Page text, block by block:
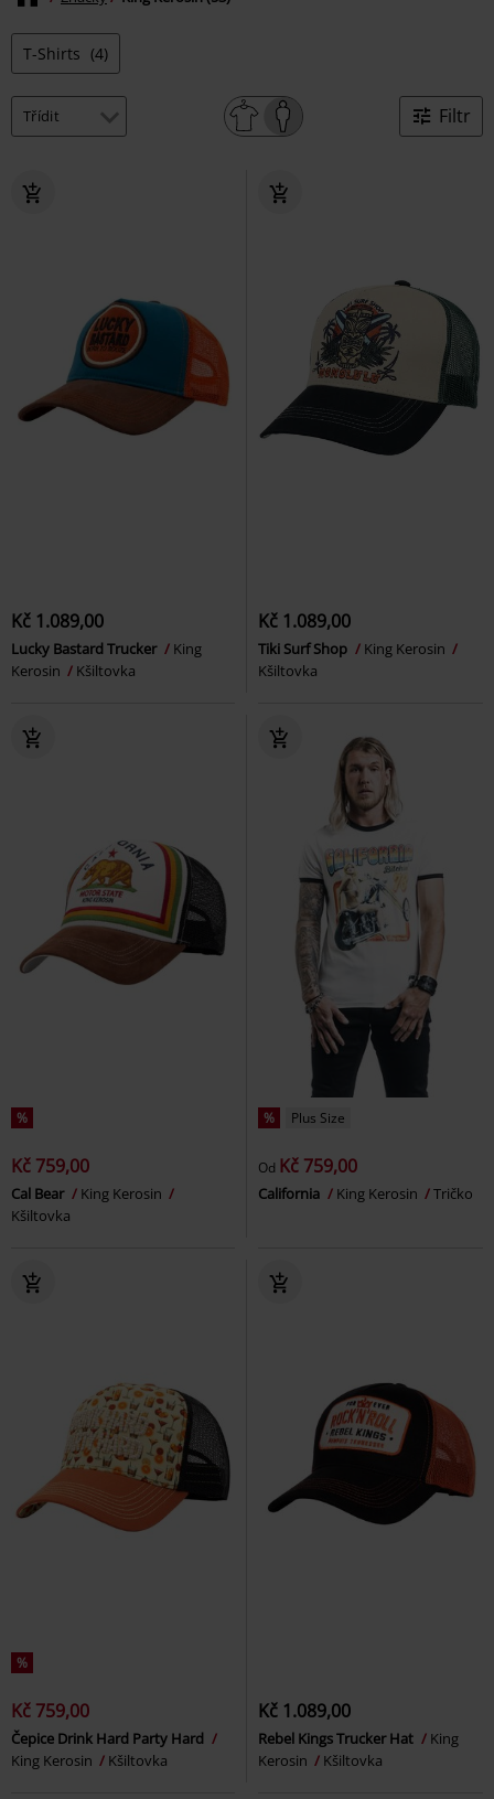
T-Shirts (4)
Filtr
Kč 1.089,00
Lucky Bastard Trucker
King
Kerosin
Kšiltovka
Kč 1.089,00
Tiki Surf Shop
King Kerosin
Kšiltovka
%
Kč 759,00
Cal Bear
King Kerosin
Kšiltovka
% Plus Size
Od Kč 759,00
California King Kerosin Tričko
%
Kč 759,00
Čepice Drink Hard Party Hard
King Kerosin
Kšiltovka
Kč 1.089,00
Rebel Kings Trucker Hat
King
Kerosin
Kšiltovka